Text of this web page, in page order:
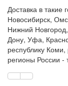
Доставка в такие
Новосибирск,
Нижний
Дону, Уфа,
республику
регионы России -